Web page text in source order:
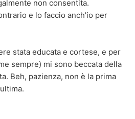
non consentita.
e lo faccio anch'io per
stata educata e cortese, e per
sempre) mi sono beccata della
Beh, pazienza, non è la prima